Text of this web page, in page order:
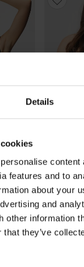
Details
content
features and to
about your
and
other information
that they’ve
Stezna
49,99 €
37,49 €